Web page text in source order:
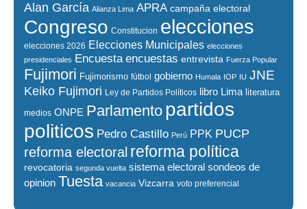
Alan García Alianza Lima APRA campaña electoral
Congreso Constitucion elecciones
elecciones 2026 Elecciones Municipales elecciones
presidenciales
Encuesta encuestas entrevista Fuerza Popular
Fujimori Fujimorismo fútbol gobierno Humala IOP IU JNE
Keiko Fujimori Ley de Partidos Políticos libro Lima literatura
medios ONPE Parlamento partidos
politicos Pedro Castillo Perú PPK PUCP
reforma electoral reforma política
revocatoria segunda vuelta sistema electoral sondeos de
opinion Tuesta vacancia Vizcarra voto preferencial